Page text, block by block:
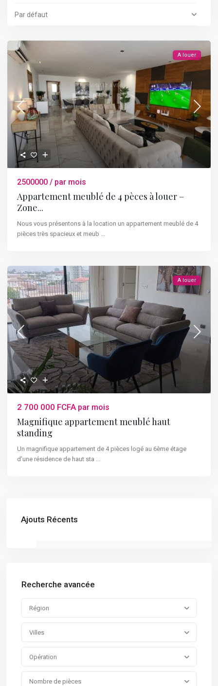
Par défaut
A louer
2500000 / par mois
Appartement meublé de 4 pèces à louer –
Zone...
Nous vous présentons à la location un appartement meublé de 4
pièces très spacieux et meub ...
A louer
2 700 000 FCFA par mois
Magnifique appartement meublé haut
standing
Un magnifique appartement de 4 pièces logé au 6ème étage
d’une résidence de haut sta ...
Ajouts Récents
Recherche avancée
Région
Villes
Opération
Nombre de pièces